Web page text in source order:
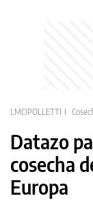
LMCIPOLLETTI
Datazo
cosecha
Europa